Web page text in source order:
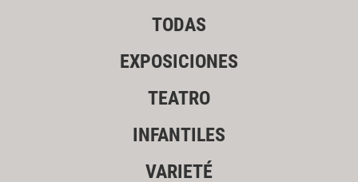
TODAS
EXPOSICIONES
TEATRO
INFANTILES
VARIETÉ